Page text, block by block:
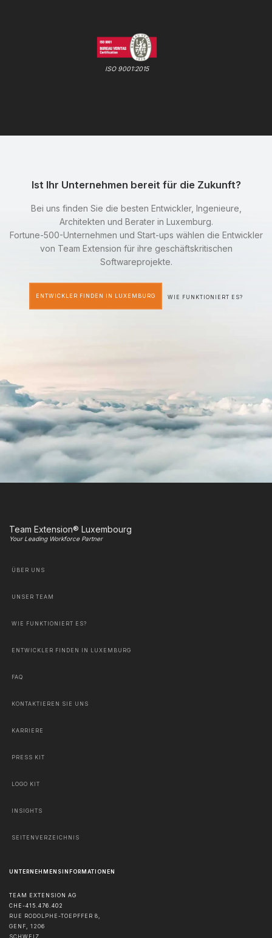
ISO 9001:2015
Ist Ihr Unternehmen bereit für die Zukunft?
Bei uns finden Sie die besten Entwickler, Ingenieure,
Architekten und Berater in Luxemburg.
Fortune-500-Unternehmen und Start-ups wählen die Entwickler
von Team Extension für ihre geschäftskritischen
Softwareprojekte.
ENTWICKLER FINDEN IN LUXEMBURG WIE FUNKTIONIERT ES?
Team Extension® Luxembourg
Your Leading Workforce Partner
ÜBER UNS
UNSER TEAM
WIE FUNKTIONIERT ES?
ENTWICKLER FINDEN IN LUXEMBURG
FAQ
KONTAKTIEREN SIE UNS
KARRIERE
PRESS KIT
LOGO KIT
INSIGHTS
SEITENVERZEICHNIS
UNTERNEHMENSINFORMATIONEN
TEAM EXTENSION AG
CHE-415.476.402
RUE RODOLPHE-TOEPFFER 8,
GENF, 1206